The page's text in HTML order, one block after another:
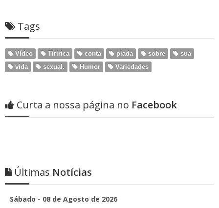
Tags
Vídeo Tiririca conta piada sobre
sua
vida
sexual. Humor Variedades
Curta a nossa página no Facebook
Últimas Notícias
Sábado - 08 de Agosto de 2026